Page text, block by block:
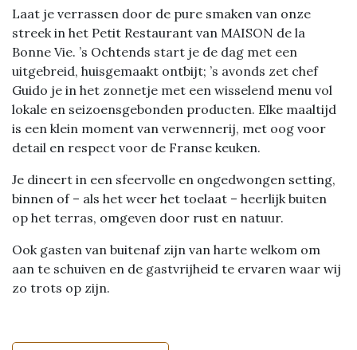
Laat je verrassen door de pure smaken van onze
streek in het Petit Restaurant van MAISON de la
Bonne Vie. ’s Ochtends start je de dag met een
uitgebreid, huisgemaakt ontbijt; ’s avonds zet chef
Guido je in het zonnetje met een wisselend menu vol
lokale en seizoensgebonden producten. Elke maaltijd
is een klein moment van verwennerij, met oog voor
detail en respect voor de Franse keuken.
Je dineert in een sfeervolle en ongedwongen setting,
binnen of – als het weer het toelaat – heerlijk buiten
op het terras, omgeven door rust en natuur.
Ook gasten van buitenaf zijn van harte welkom om
aan te schuiven en de gastvrijheid te ervaren waar wij
zo trots op zijn.